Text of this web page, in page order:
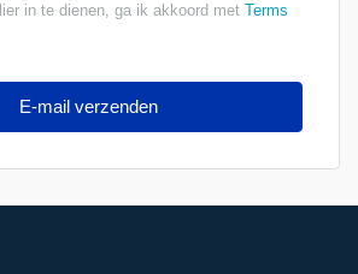
in te dienen, ga ik akkoord met Terms
E-mail verzenden